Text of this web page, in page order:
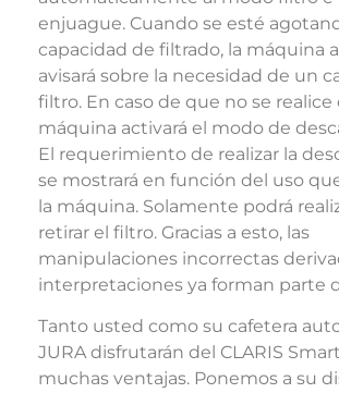
enjuague. Cuando se esté
capacidad de filtrado, la máquina
avisará sobre la necesidad de un
filtro. En caso de que no se realice
máquina activará el modo de
El requerimiento de realizar la
se mostrará en función del uso
la máquina. Solamente podrá
retirar el filtro. Gracias a esto, las
manipulaciones incorrectas
interpretaciones ya forman parte
Tanto usted como su cafetera
JURA disfrutarán del CLARIS Smart
muchas ventajas. Ponemos a su